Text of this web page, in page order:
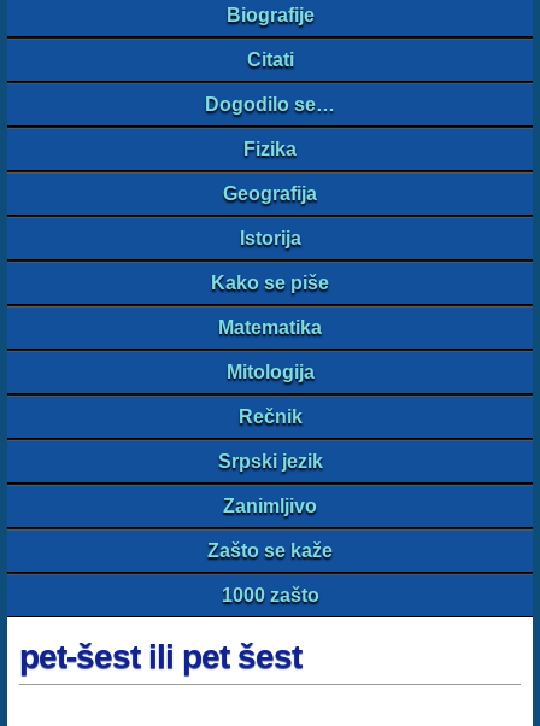
Biografije
Citati
Dogodilo se…
Fizika
Geografija
Istorija
Kako se piše
Matematika
Mitologija
Rečnik
Srpski jezik
Zanimljivo
Zašto se kaže
1000 zašto
pet-šest ili pet šest